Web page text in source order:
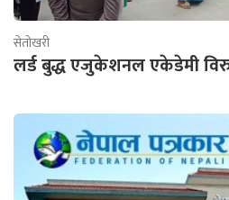
सेतोखरी
लर्ड बुद्ध एजुकेशनल एकेडेमी